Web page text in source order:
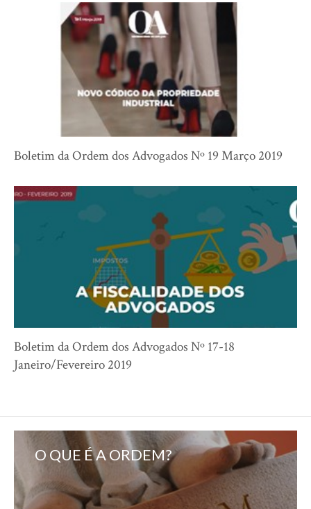
Boletim da Ordem dos Advogados Nº 19 Março 2019
Boletim da Ordem dos Advogados Nº 17-18
Janeiro/Fevereiro 2019
O QUE É A ORDEM?